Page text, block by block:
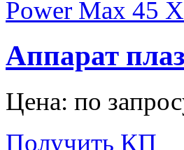
Аппарат
Цена: по
Получить КП